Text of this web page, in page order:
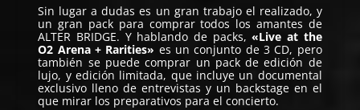
Sin lugar a dudas es un gran trabajo el realizado, y
un gran pack para comprar todos los amantes de
ALTER BRIDGE. Y hablando de packs,«Live at the
O2 Arena + Rarities» es un conjunto de 3 CD, pero
también se puede comprar un pack de edición de
lujo, y edición limitada, que incluye un documental
exclusivo lleno de entrevistas y un backstage en el
que mirar los preparativos para el concierto.